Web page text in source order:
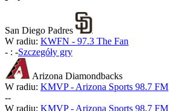
San Diego Padres
W radiu: KWFN - 97.3 The Fan
- : -Szczegóły gry
Arizona Diamondbacks
W radiu: KMVP - Arizona Sports 98.7 FM
--
W radiu: KMVP - Arizona Sports 98.7 FM